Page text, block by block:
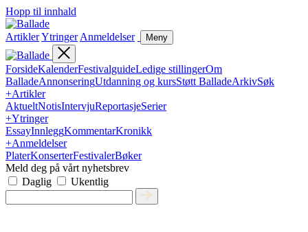
Hopp til innhald
ArtiklerYtringer Anmeldelser Meny
ForsideKalenderFestivalguideLedige stillingerOm
BalladeAnnonseringUtdanning og kursStøtt BalladeArkivSøk
+Artikler
AktueltNotisIntervjuReportasjeSerier
+Ytringer
EssayInnleggKommentarKronikk
+Anmeldelser
PlaterKonserterFestivalerBøker
Meld deg på vårt nyhetsbrev
Daglig
Ukentlig